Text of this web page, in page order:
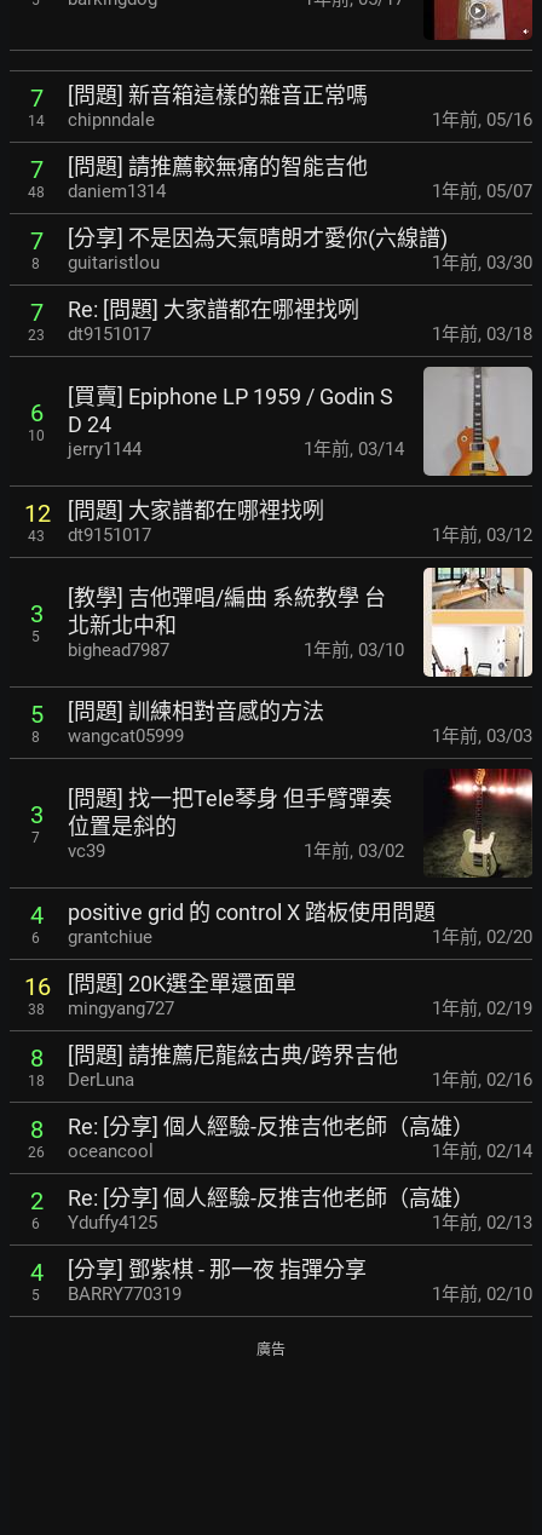
7
14
[問題] 新音箱這樣的雜音正常嗎
chipnndale 1年前, 05/16
7
48
[問題] 請推薦較無痛的智能吉他
daniem1314 1年前, 05/07
7
8
[分享] 不是因為天氣晴朗才愛你(六線譜)
guitaristlou 1年前, 03/30
7
23
Re: [問題] 大家譜都在哪裡找咧
dt9151017 1年前, 03/18
6
10
[買賣] Epiphone LP 1959 / Godin S
D 24
jerry1144 1年前, 03/14
12
43
[問題] 大家譜都在哪裡找咧
dt9151017 1年前, 03/12
3
5
[教學] 吉他彈唱/編曲 系統教學 台
北新北中和
bighead7987 1年前, 03/10
5
8
[問題] 訓練相對音感的方法
wangcat05999 1年前, 03/03
3
7
[問題] 找一把Tele琴身 但手臂彈奏
位置是斜的
vc39 1年前, 03/02
4
6
positive grid 的 control X 踏板使用問題
grantchiue 1年前, 02/20
16
38
[問題] 20K選全單還面單
mingyang727 1年前, 02/19
8
18
[問題] 請推薦尼龍絃古典/跨界吉他
DerLuna 1年前, 02/16
8
26
Re: [分享] 個人經驗-反推吉他老師（高雄）
oceancool 1年前, 02/14
2
6
Re: [分享] 個人經驗-反推吉他老師（高雄）
Yduffy4125 1年前, 02/13
4
5
[分享] 鄧紫棋 - 那一夜 指彈分享
BARRY770319 1年前, 02/10
廣告